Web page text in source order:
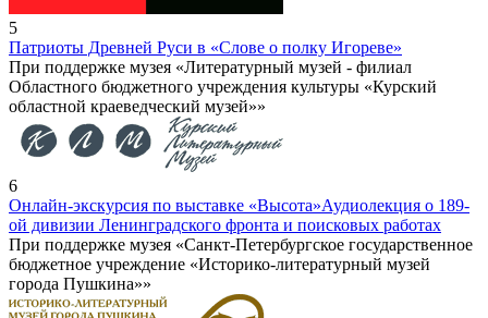
5
Патриоты Древней Руси в «Слове о полку Игореве»
При поддержке музея «Литературный музей - филиал
Областного бюджетного учреждения культуры «Курский
областной краеведческий музей»»
6
Онлайн-экскурсия по выставке «Высота»Аудиолекция о 189-
ой дивизии Ленинградского фронта и поисковых работах
При поддержке музея «Санкт-Петербургское государственное
бюджетное учреждение «Историко-литературный музей
города Пушкина»»